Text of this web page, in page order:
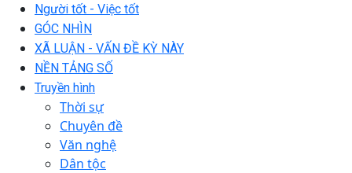
Người tốt - Việc tốt
GÓC NHÌN
XÃ LUẬN - VẤN ĐỀ KỲ NÀY
NỀN TẢNG SỐ
Truyền hình
Thời sự
Chuyên đề
Văn nghệ
Dân tộc